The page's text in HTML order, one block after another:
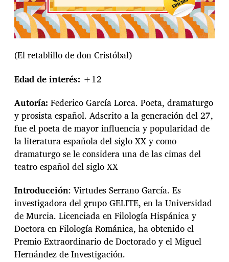
(El retablillo de don Cristóbal)
Edad de interés: +12
Autoría: Federico García Lorca. Poeta, dramaturgo
y prosista español. Adscrito a la generación del 27,
fue el poeta de mayor influencia y popularidad de
la literatura española del siglo XX y como
dramaturgo se le considera una de las cimas del
teatro español del siglo XX
Introducción: Virtudes Serrano García. Es
investigadora del grupo GELITE, en la Universidad
de Murcia. Licenciada en Filología Hispánica y
Doctora en Filología Románica, ha obtenido el
Premio Extraordinario de Doctorado y el Miguel
Hernández de Investigación.